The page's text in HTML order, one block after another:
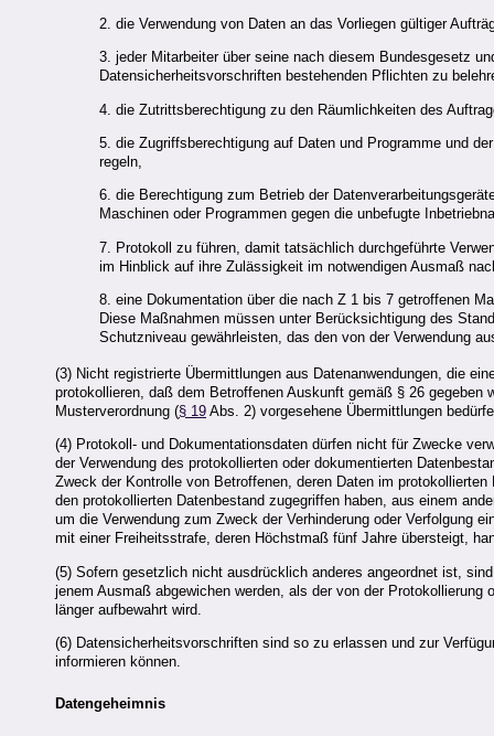
2. die Verwendung von Daten an das Vorliegen gültiger
3. jeder Mitarbeiter über seine nach diesem Bundesgesetz
Datensicherheitsvorschriften bestehenden Pflichten zu
4. die Zutrittsberechtigung zu den Räumlichkeiten des
5. die Zugriffsberechtigung auf Daten und Programme und
regeln,
6. die Berechtigung zum Betrieb der
Maschinen oder Programmen gegen die unbefugte
7. Protokoll zu führen, damit tatsächlich durchgeführte
im Hinblick auf ihre Zulässigkeit im notwendigen Ausmaß
8. eine Dokumentation über die nach Z 1 bis 7 getroffenen
Diese Maßnahmen müssen unter Berücksichtigung des
Schutzniveau gewährleisten, das den von der Verwendung
(3) Nicht registrierte Übermittlungen aus Datenanwendungen, die
protokollieren, daß dem Betroffenen Auskunft gemäß § 26 gegeben
Musterverordnung (§ 19 Abs. 2) vorgesehene Übermittlungen
(4) Protokoll- und Dokumentationsdaten dürfen nicht für Zwecke
der Verwendung des protokollierten oder dokumentierten
Zweck der Kontrolle von Betroffenen, deren Daten im
den protokollierten Datenbestand zugegriffen haben, aus einem
um die Verwendung zum Zweck der Verhinderung oder Verfolgung
mit einer Freiheitsstrafe, deren Höchstmaß fünf Jahre übersteigt,
(5) Sofern gesetzlich nicht ausdrücklich anderes angeordnet ist,
jenem Ausmaß abgewichen werden, als der von der
länger aufbewahrt wird.
(6) Datensicherheitsvorschriften sind so zu erlassen und zur
informieren können.
Datengeheimnis